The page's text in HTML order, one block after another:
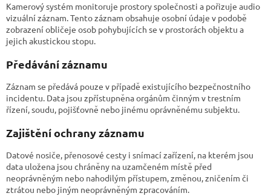
Kamerový systém monitoruje prostory společnosti a pořizuje audio
vizuální záznam. Tento záznam obsahuje osobní údaje v podobě
zobrazení obličeje osob pohybujících se v prostorách objektu a
jejich akustickou stopu.
Předávání záznamu
Záznam se předává pouze v případě existujícího bezpečnostního
incidentu. Data jsou zpřístupněna orgánům činným v trestním
řízení, soudu, pojišťovně nebo jinému oprávněnému subjektu.
Zajištění ochrany záznamu
Datové nosiče, přenosové cesty i snímací zařízení, na kterém jsou
data uložena jsou chráněny na uzamčeném místě před
neoprávněným nebo nahodilým přístupem, změnou, zničením či
ztrátou nebo jiným neoprávněným zpracováním.